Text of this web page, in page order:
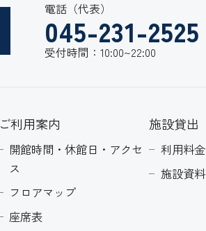
電話（代表）
045-231-2525
受付時間：10:00~22:00
ご利用案内
開館時間・休館日・アクセ
ス
フロアマップ
座席表
施設貸出
利用料金
施設資料